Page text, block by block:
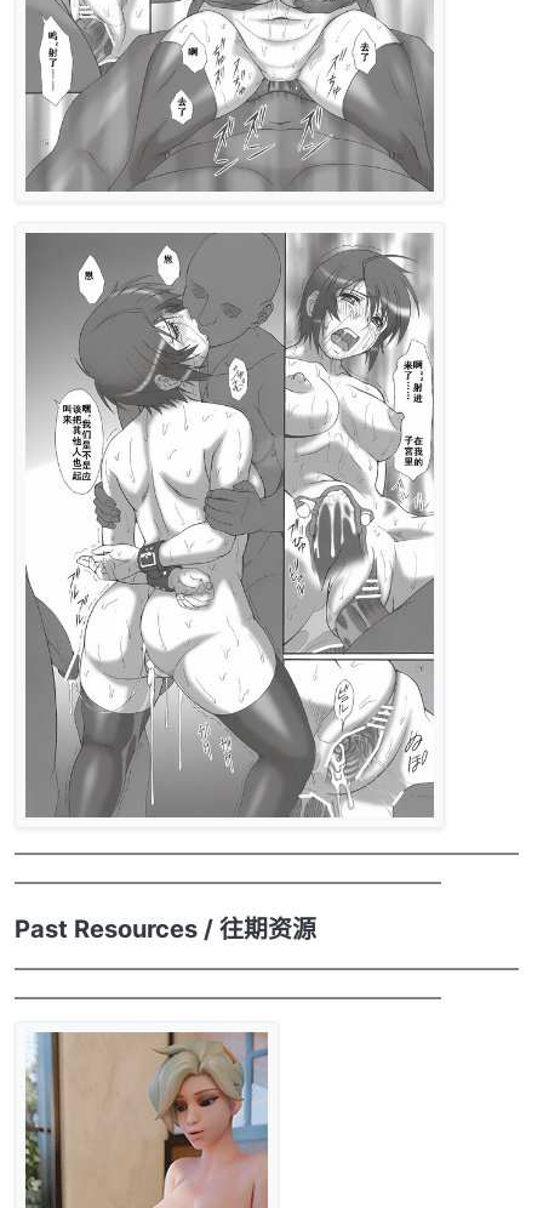
——————————————————————————
——————————————————————
Past Resources / 往期资源
——————————————————————————
——————————————————————